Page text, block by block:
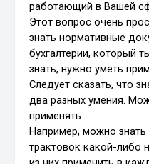
работающий в Вашей
Этот вопрос очень
знать нормативные
бухгалтерии, который
знать, нужно уметь
Следует сказать, что
два разных умения.
применять.
Например, можно
трактовок какой-либо